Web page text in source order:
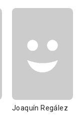
Joaquín Regález